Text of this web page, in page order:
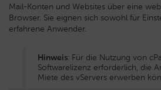
Mail-Konten und Websites über eine
Browser. Sie eignen sich sowohl für
erfahrene Anwender.
Hinweis: Für die Nutzung von
Softwarelizenz erforderlich, die
Miete des vServers erwerben